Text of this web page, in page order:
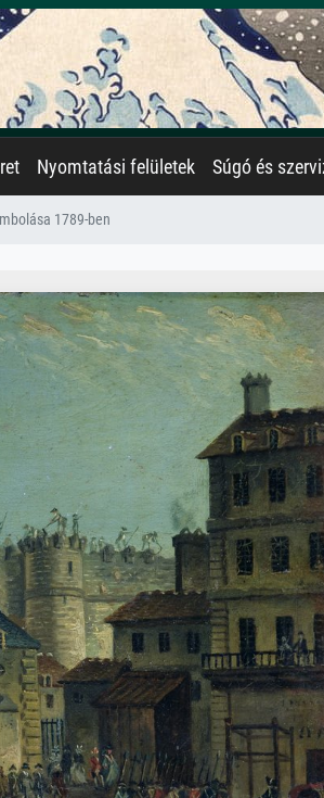
Nyomtatási felületek Súgó és
1789-ben